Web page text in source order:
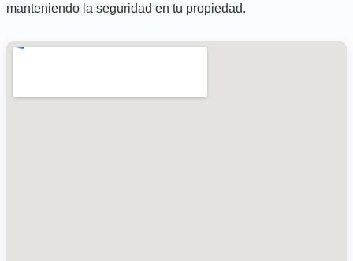
manteniendo la seguridad en tu propiedad.